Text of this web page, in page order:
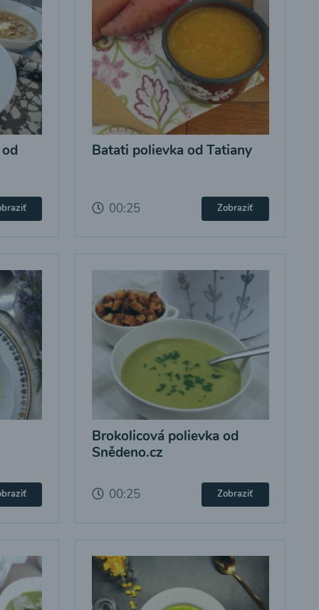
Batati polievka od Tatiany
00:25 Zobraziť
Brokolicová polievka od
Snědeno.cz
00:25 Zobraziť